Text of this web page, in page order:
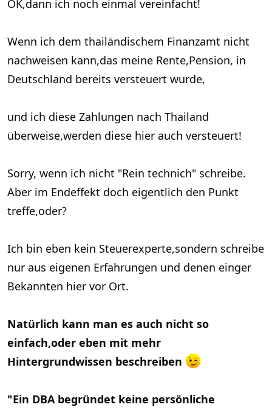
OK,dann ich noch einmal vereinfacht!
Wenn ich dem thailändischem Finanzamt nicht
nachweisen kann,das meine Rente,Pension, in
Deutschland bereits versteuert wurde,
und ich diese Zahlungen nach Thailand
überweise,werden diese hier auch versteuert!
Sorry, wenn ich nicht "Rein technich" schreibe.
Aber im Endeffekt doch eigentlich den Punkt
treffe,oder?
Ich bin eben kein Steuerexperte,sondern schreibe
nur aus eigenen Erfahrungen und denen einger
Bekannten hier vor Ort.
Natürlich kann man es auch nicht so
einfach,oder eben mit mehr
Hintergrundwissen beschreiben
"Ein DBA begründet keine persönliche